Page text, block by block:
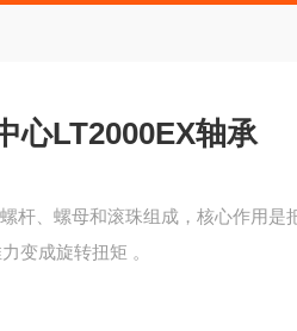
心LT2000EX轴承
杆、螺母和滚珠组成，核心作用是
变成旋转扭矩 。